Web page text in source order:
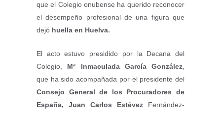
que el Colegio onubense ha querido reconocer
el desempeño profesional de una figura que
dejó huella en Huelva.
El acto estuvo presidido por la Decana del
Colegio, Mª Inmaculada García González,
que ha sido acompañada por el presidente del
Consejo General de los Procuradores de
España, Juan Carlos Estévez Fernández-